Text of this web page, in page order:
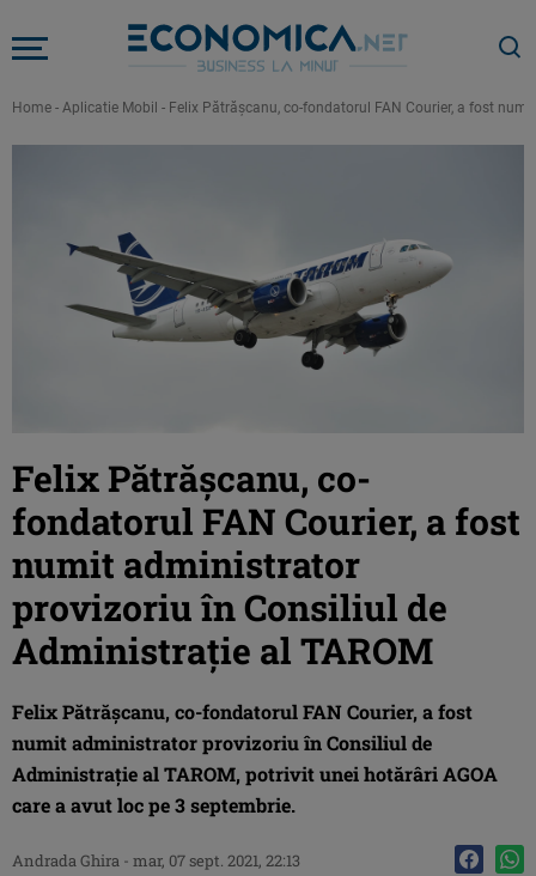
Home - Aplicatie Mobil - Felix Pătrășcanu, co-fondatorul FAN Courier, a fost
Felix Pătrășcanu, co-
fondatorul FAN Courier, a fost
numit administrator
provizoriu în Consiliul de
Administrație al TAROM
Felix Pătrășcanu, co-fondatorul FAN Courier, a fost
numit administrator provizoriu în Consiliul de
Administrație al TAROM, potrivit unei hotărâri AGOA
care a avut loc pe 3 septembrie.
Andrada Ghira - mar, 07 sept. 2021, 22:13